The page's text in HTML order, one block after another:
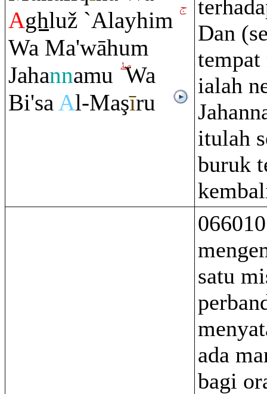
Aghluž `Alayhim
Wa Ma'wāhum
Jahannamu Wa
Bi'saAl-Maşīru
Dan
tempat
ialah
itulah
buruk
satu
ada
bagi